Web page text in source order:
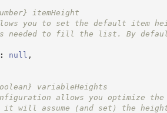
itemHeight
to set the default item height
to fill the list. By default
: null ,
variableHeights
allows you optimize the
assume (and set) the height